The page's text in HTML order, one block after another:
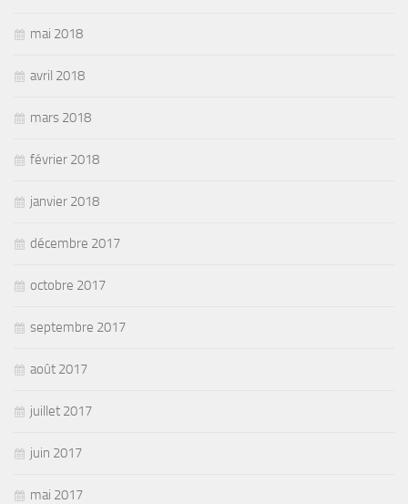
mai 2018
avril 2018
mars 2018
février 2018
janvier 2018
décembre 2017
octobre 2017
septembre 2017
août 2017
juillet 2017
juin 2017
mai 2017